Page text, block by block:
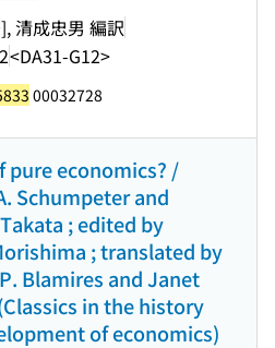
清成忠男 編訳
<DA31-G12>
00032728
pure economics? /
Schumpeter and
; edited by
; translated by
Blamires and Janet
in the history
of economics)